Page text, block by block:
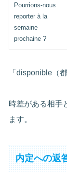
Pourrions-nous
reporter à la
semaine
prochaine ?
「disponible（
時差がある相手
ます。
内定への返